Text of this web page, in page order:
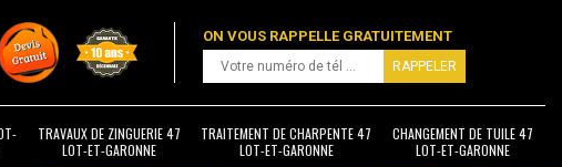
ON VOUS RAPPELLE GRATUITEMENT
TRAVAUX DE ZINGUERIE 47
LOT-ET-GARONNE
TRAITEMENT DE CHARPENTE 47
LOT-ET-GARONNE
CHANGEMENT DE TUILE 47
LOT-ET-GARONNE